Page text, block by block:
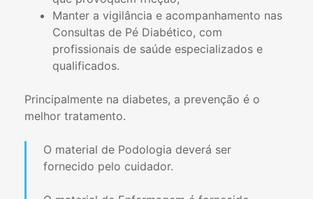
Manter a vigilância e acompanhamento nas
Consultas de Pé Diabético, com
profissionais de saúde especializados e
qualificados.
Principalmente na diabetes, a prevenção é o
melhor tratamento.
O material de Podologia deverá ser
fornecido pelo cuidador.